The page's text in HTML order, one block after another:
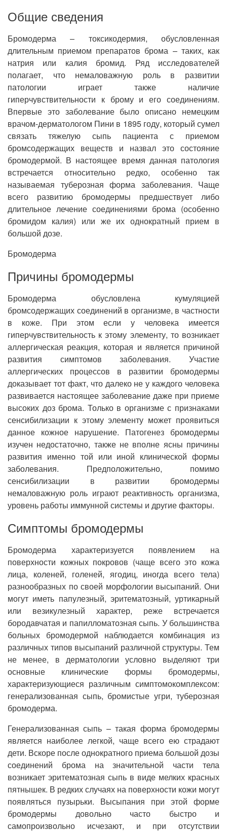
Общие сведения
Бромодерма – токсикодермия, обусловленная
длительным приемом препаратов брома – таких, как
натрия или калия бромид. Ряд исследователей
полагает, что немаловажную роль в развитии
патологии играет также наличие
гиперчувствительности к брому и его соединениям.
Впервые это заболевание было описано немецким
врачом-дерматологом Пини в 1895 году, который сумел
связать тяжелую сыпь пациента с приемом
бромсодержащих веществ и назвал это состояние
бромодермой. В настоящее время данная патология
встречается относительно редко, особенно так
называемая туберозная форма заболевания. Чаще
всего развитию бромодермы предшествует либо
длительное лечение соединениями брома (особенно
бромидом калия) или же их однократный прием в
большой дозе.
Бромодерма
Причины бромодермы
Бромодерма обусловлена кумуляцией
бромсодержащих соединений в организме, в частности
в коже. При этом если у человека имеется
гиперчувствительность к этому элементу, то возникает
аллергическая реакция, которая и является причиной
развития симптомов заболевания. Участие
аллергических процессов в развитии бромодермы
доказывает тот факт, что далеко не у каждого человека
развивается настоящее заболевание даже при приеме
высоких доз брома. Только в организме с признаками
сенсибилизации к этому элементу может проявиться
данное кожное нарушение. Патогенез бромодермы
изучен недостаточно, также не вполне ясны причины
развития именно той или иной клинической формы
заболевания. Предположительно, помимо
сенсибилизации в развитии бромодермы
немаловажную роль играют реактивность организма,
уровень работы иммунной системы и другие факторы.
Симптомы бромодермы
Бромодерма характеризуется появлением на
поверхности кожных покровов (чаще всего это кожа
лица, коленей, голеней, ягодиц, иногда всего тела)
разнообразных по своей морфологии высыпаний. Они
могут иметь папулезный, эритематозный, уртикарный
или везикулезный характер, реже встречается
бородавчатая и папилломатозная сыпь. У большинства
больных бромодермой наблюдается комбинация из
различных типов высыпаний различной структуры. Тем
не менее, в дерматологии условно выделяют три
основные клинические формы бромодермы,
характеризующиеся различным симптомокомплексом:
генерализованная сыпь, бромистые угри, туберозная
бромодерма.
Генерализованная сыпь – такая форма бромодермы
является наиболее легкой, чаще всего ею страдают
дети. Вскоре после однократного приема большой дозы
соединений брома на значительной части тела
возникает эритематозная сыпь в виде мелких красных
пятнышек. В редких случаях на поверхности кожи могут
появляться пузырьки. Высыпания при этой форме
бромодермы довольно часто быстро и
самопроизвольно исчезают, и при отсутствии